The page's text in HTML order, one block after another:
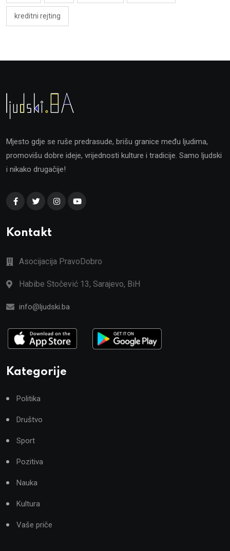
kreditni rejting
Mjesto gdje se ruše predrasude, brišu granice među ljudima,
promovišu dobre ideje, vrijednosti kulture i tradicije. Samo ljudski
i nikako drugačije!
Kontakt
Asocijacija PravoDobro
Habibe Stočević 13, Sarajevo, BiH
info@ljudski.ba
Kategorije
Politika
Društvo
Sport
Pozitiva
Nauka
Kultura
Vaše priče